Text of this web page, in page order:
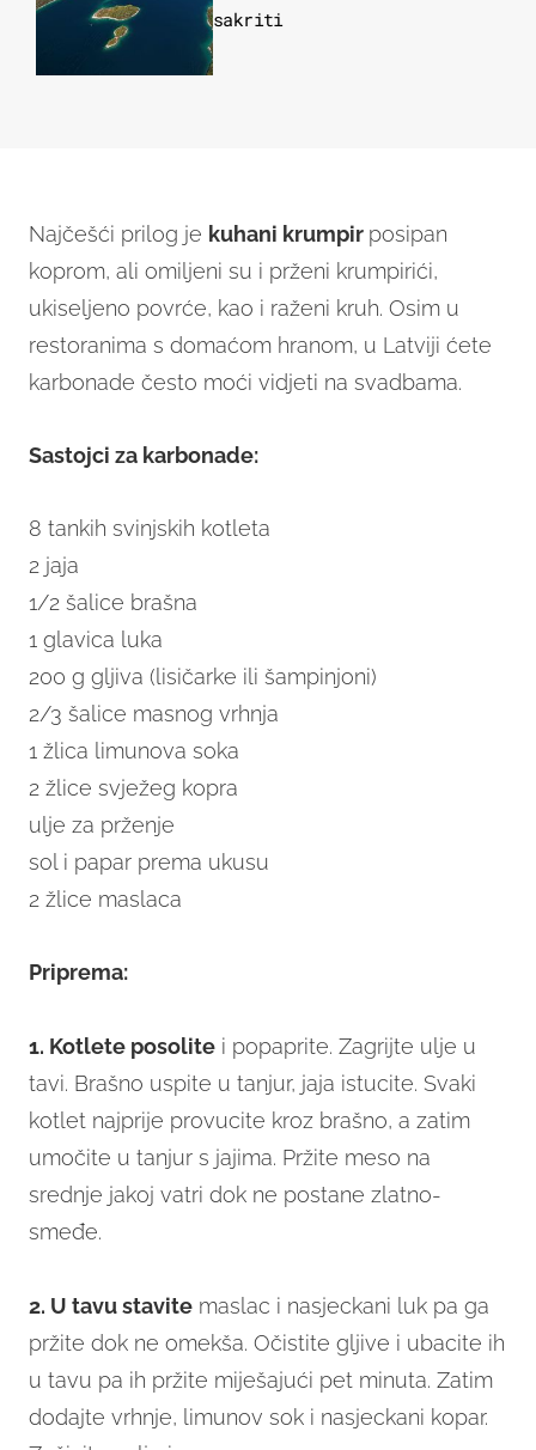
sakriti
Najčešći prilog je kuhani krumpir posipan
koprom, ali omiljeni su i prženi krumpirići,
ukiseljeno povrće, kao i raženi kruh. Osim u
restoranima s domaćom hranom, u Latviji ćete
karbonade često moći vidjeti na svadbama.
Sastojci za karbonade:
8 tankih svinjskih kotleta
2 jaja
1/2 šalice brašna
1 glavica luka
200 g gljiva (lisičarke ili šampinjoni)
2/3 šalice masnog vrhnja
1 žlica limunova soka
2 žlice svježeg kopra
ulje za prženje
sol i papar prema ukusu
2 žlice maslaca
Priprema:
1. Kotlete posolite i popaprite. Zagrijte ulje u
tavi. Brašno uspite u tanjur, jaja istucite. Svaki
kotlet najprije provucite kroz brašno, a zatim
umočite u tanjur s jajima. Pržite meso na
srednje jakoj vatri dok ne postane zlatno-
smeđe.
2. U tavu stavite maslac i nasjeckani luk pa ga
pržite dok ne omekša. Očistite gljive i ubacite ih
u tavu pa ih pržite miješajući pet minuta. Zatim
dodajte vrhnje, limunov sok i nasjeckani kopar.